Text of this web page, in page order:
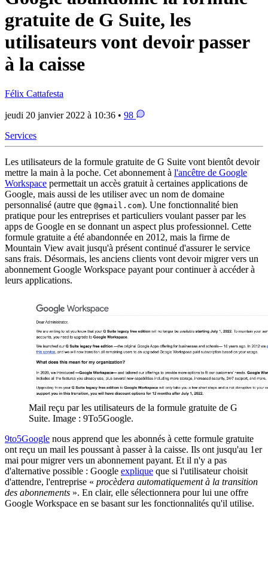
gratuite de G Suite, les
utilisateurs vont devoir passer
à la caisse
Félix Cattafesta
jeudi 20 janvier 2022 à 10:36 • 98
Services
Les utilisateurs de la formule gratuite de G Suite vont bientôt devoir
mettre la main à la poche. Cet abonnement à l'ancêtre de Google
Workspace permettait un accès gratuit à certaines applications de
Google, mais aussi de les utiliser avec un nom de domaine
personnalisé (autre que @gmail.com). Une fonctionnalité bien
pratique pour les entreprises et particuliers voulant passer par les
apps de Google en se donnant un aspect plus professionnel. Cette
formule gratuite a été abandonnée en 2012, mais la firme de
Mountain View avait jusqu'à présent continué d'assurer le service
sans frais. Désormais, les anciens clients vont devoir migrer vers un
abonnement Google Workspace payant pour continuer à accéder à
leurs applications.
Mail reçu par les utilisateurs de la formule gratuite de G
Suite. Image : 9To5Google.
9to5Google nous apprend que les abonnés à cette formule gratuite
ont reçu un mail les poussant à passer à la caisse. Ils ont jusqu'au 1er
mai pour migrer vers un abonnement payant. Et il n'y a pas
d'alternative possible : Google explique que si l'utilisateur choisit
d'attendre, l'entreprise « procèdera automatiquement à la transition
des abonnements ». En clair, elle sélectionnera pour lui une offre
Google Workspace en se basant sur les fonctionnalités qu'il utilise.